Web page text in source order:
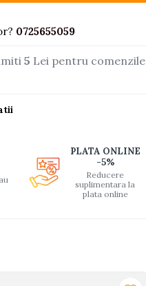
0725655059
5 Lei pentru comenzile
PLATA ONLINE
-5%
Reducere
suplimentara la
plata online